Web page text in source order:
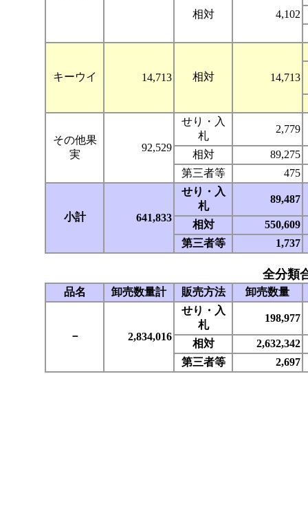
相対 4,102
キーウイ 14,713 相対 14,713
その他果
実
92,529
せり・入
札
2,779
相対
89,275
第三者等
475
小計 641,833
せり・入
札
89,487
相対
550,609
第三者等
1,737
全分類
品名 卸売数量計 販売方法 卸売数量
－ 2,834,016
せり・入
札
198,977
相対
2,632,342
第三者等
2,697